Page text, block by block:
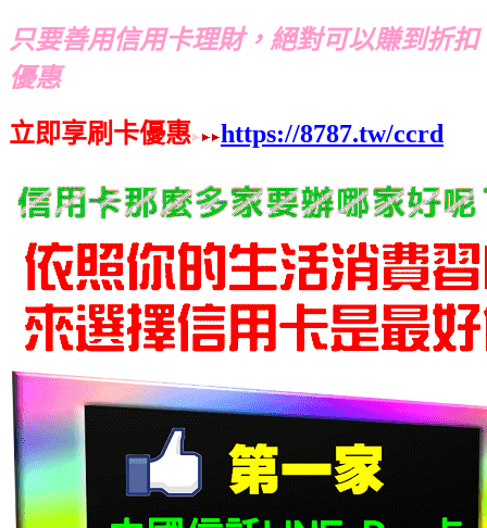
只要善用信用卡理財，絕對可以賺到折扣
優惠
立即享刷卡優惠
https://8787.tw/ccrd